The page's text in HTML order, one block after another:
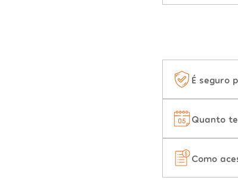
É seguro
Quanto
Como